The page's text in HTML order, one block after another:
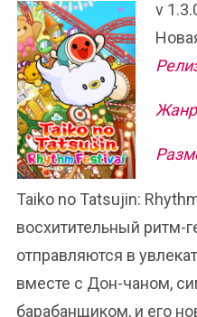
v
Taiko no Tatsujin:
восхитительный ритм-
отправляются в
вместе с Дон-чаном,
барабанщиком, и его